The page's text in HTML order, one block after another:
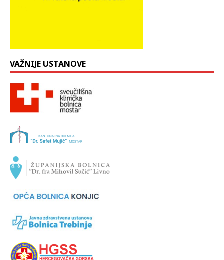
VAŽNIJE USTANOVE